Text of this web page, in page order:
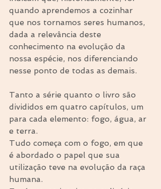
quando aprendemos a cozinhar
que nos tornamos seres humanos,
dada a relevância deste
conhecimento na evolução da
nossa espécie, nos diferenciando
nesse ponto de todas as demais.
Tanto a série quanto o livro são
divididos em quatro capítulos, um
para cada elemento: fogo, água, ar
e terra.
Tudo começa com o fogo, em que
é abordado o papel que sua
utilização teve na evolução da raça
humana.